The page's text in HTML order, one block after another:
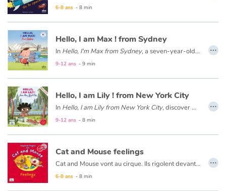
Accueil
Famille
Écoles
Médiathèques
Vidéos & Tutoriaux
Blog
Actualités
6-8 ans - 8 min
Hello, I am Max ! from Sydney
In Hello, I'm Max from Sydney, a seven-year-old Australian boy takes us on a tour of Sydney. You will meet his family and friends, visit his school and his city: the Opera House, Sydney Bay, the beaches and the bush.
9-12 ans - 9 min
…
Hello, I am Lily ! from New York City
In Hello, I am Lily from New York City, discover New York with Lily, an eight-year-old American girl. Meet her family and friends, visit her school and her city: the Statue of Liberty, Central Park, and the Museum of Modern Art.
9-12 ans - 8 min
…
Cat and Mouse feelings
Cat and Mouse vont au cirque. Ils rigolent devant les clowns, sont effrayés face aux tigres et Cat se met en colère lorsqu’un éléphant l’asperge avec de l’eau. Beaucoup d’émotions en une journée !
6-8 ans - 8 min
…